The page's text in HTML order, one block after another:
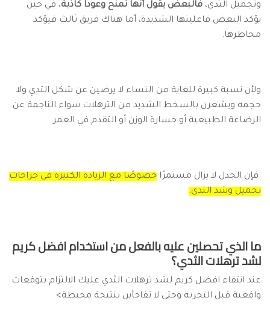
وتجميل الثدي، فالبعض يقول أنها تمنح وعودا كاذبة، في حين
يؤكد البعض فاعليتها الشديدة، أما هناك فريق ثالث فيؤكد
مخاطرها.
ولأن نسبة كبيرة للغاية من النساء لا يرضين عن شكل الثدي ولا
حجمه ويشعرن بالسخط الشديد من الترهلات سواء الناجمة عن
الرضاعة الطبيعية أو خسارة الوزن أو التقدم في العمر.
فإن الجدل لا يزال مستمرًا خصوصًا مع الزيادة الكبيرة في جراحات
تجميل وشد الثدي.
ما الذي تحصلين عليه بالفعل من استخدام افضل كريم
لشد ترهلات الثدي؟
عند انتقاء افضل كريم لشد ترهلات الثدي عليك الالتزام بتوقعات
واقعية قبل التجربة وحتى لا تفاجأين بنتيجة محبطة>